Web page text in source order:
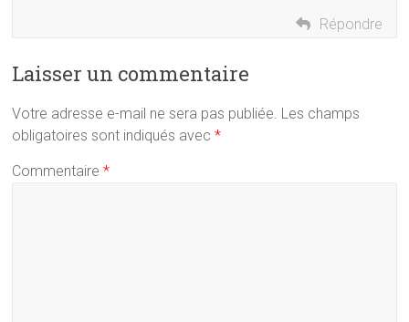
Répondre
Laisser un commentaire
Votre adresse e-mail ne sera pas publiée. Les champs
obligatoires sont indiqués avec*
Commentaire*